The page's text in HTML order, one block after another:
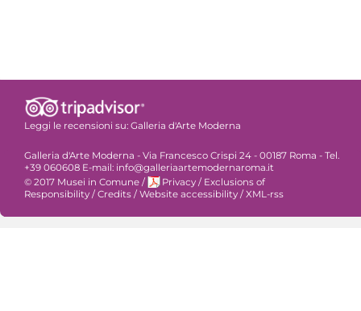
Leggi le recensioni su: Galleria d'Arte Moderna
Galleria d'Arte Moderna - Via Francesco Crispi 24 - 00187 Roma - Tel.
+39 060608 E-mail: info@galleriaartemodernaroma.it
© 2017 Musei in Comune / Privacy / Exclusions of
Responsibility /Credits /Website accessibility /XML-rss